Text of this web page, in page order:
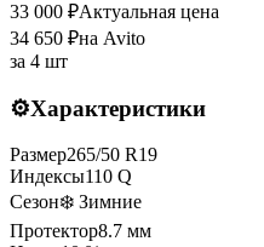
33 000 ₽Актуальная цена
34 650 ₽на Avito
за 4 шт
⚙️Характеристики
Размер265/50 R19
Индексы110 Q
Сезон❄️ Зимние
Протектор8.7 мм